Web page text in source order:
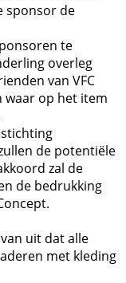
sponsor de
te
overleg
van VFC
waar op het item
de potentiële
zal de
de bedrukking
uit dat alle
met kleding